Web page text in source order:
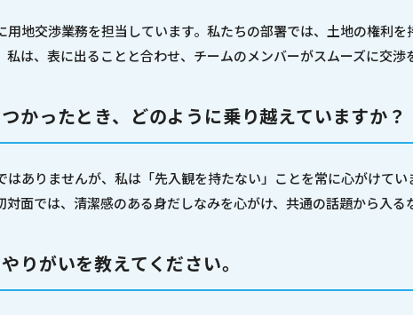
用地交渉業務を担当しています。私たちの部署では、土地の権利
私は、表に出ることと合わせ、チームのメンバーがスムーズに交
かったとき、どのように乗り越えていますか？
はありませんが、私は「先入観を持たない」ことを常に心がけて
対面では、清潔感のある身だしなみを心がけ、共通の話題から入
りがいを教えてください。